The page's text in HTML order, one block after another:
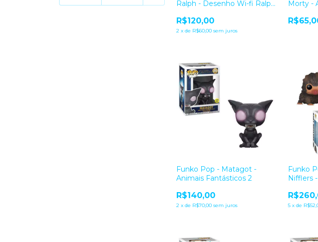
Ralph - Desenho Wi-fi Ralph
R$120,00
2 xde R$60,00 sem juros
Morty -
Funko Pop - Matagot -
Animais Fantásticos 2
R$140,00
2 xde R$70,00 sem juros
Funko
Nifflers
5 x de